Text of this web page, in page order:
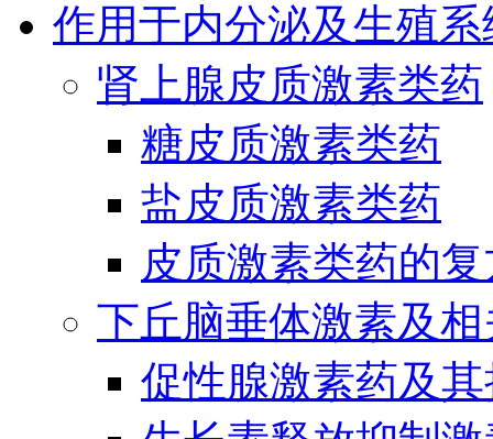
作用于内分泌及生殖
肾上腺皮质激素类药
糖皮质激素类药
盐皮质激素类药
皮质激素类药的
下丘脑垂体激素及
促性腺激素药及